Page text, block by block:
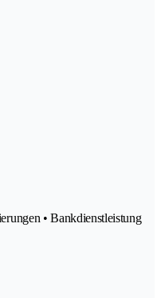
• Bankdienstleistung